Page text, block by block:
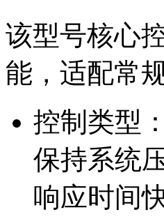
该型号核心
能，适配常
控制类型
保持系统
响应时间